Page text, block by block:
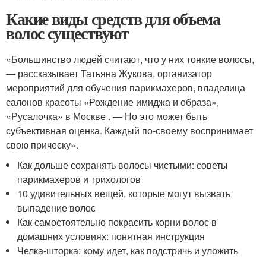
Какие виды средств для объема
волос существуют
«Большинство людей считают, что у них тонкие волосы,
— рассказывает Татьяна Жукова, организатор
мероприятий для обучения парикмахеров, владелица
салонов красоты «Рождение имиджа и образа»,
«Русалочка» в Москве . — Но это может быть
субъективная оценка. Каждый по-своему воспринимает
свою прическу».
Как дольше сохранять волосы чистыми: советы
парикмахеров и трихологов
10 удивительных вещей, которые могут вызвать
выпадение волос
Как самостоятельно покрасить корни волос в
домашних условиях: понятная инструкция
Челка-шторка: кому идет, как подстричь и уложить